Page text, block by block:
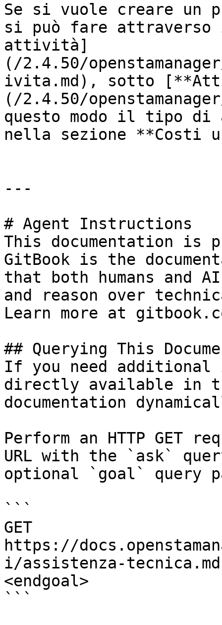
Se si vuole creare
si può fare
attività]
(/2.4.50/
ivita.md), sotto
(/2.4.50/
questo modo il tipo
nella sezione **Costi
---
# Agent Instructions
This documentation is
GitBook is the
that both humans and
and reason over
Learn more at
## Querying This
If you need
directly available in
documentation
Perform an HTTP GET
URL with the `ask`
optional `goal` query
```
GET
https://
i/assistenza-
<endgoal>
```